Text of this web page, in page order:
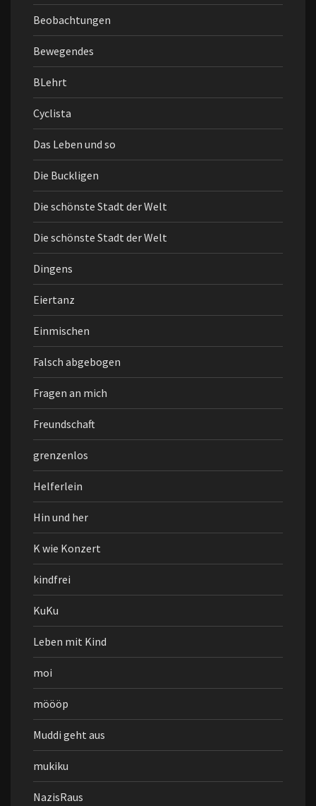
Beobachtungen
Bewegendes
BLehrt
Cyclista
Das Leben und so
Die Buckligen
Die schönste Stadt der Welt
Die schönste Stadt der Welt
Dingens
Eiertanz
Einmischen
Falsch abgebogen
Fragen an mich
Freundschaft
grenzenlos
Helferlein
Hin und her
K wie Konzert
kindfrei
KuKu
Leben mit Kind
moi
möööp
Muddi geht aus
mukiku
NazisRaus